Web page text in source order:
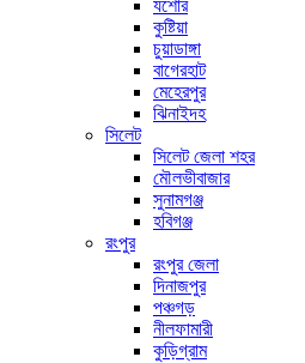
যশোর
কুষ্টিয়া
চুয়াডাঙ্গা
বাগেরহাট
মেহেরপুর
ঝিনাইদহ
সিলেট
সিলেট জেলা শহর
মৌলভীবাজার
সুনামগঞ্জ
হবিগঞ্জ
রংপুর
রংপুর জেলা
দিনাজপুর
পঞ্চগড়
নীলফামারী
কুড়িগ্রাম